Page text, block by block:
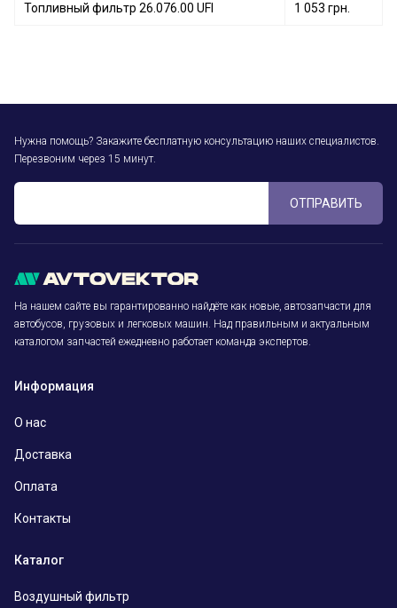
Топливный фильтр 26.076.00 UFI 1 053 грн.
Нужна помощь? Закажите бесплатную консультацию наших специалистов.
Перезвоним через 15 минут.
ОТПРАВИТЬ
На нашем сайте вы гарантированно найдёте как новые, автозапчасти для
автобусов, грузовых и легковых машин. Над правильным и актуальным
каталогом запчастей ежедневно работает команда экспертов.
Информация
О нас
Доставка
Оплата
Контакты
Каталог
Воздушный фильтр